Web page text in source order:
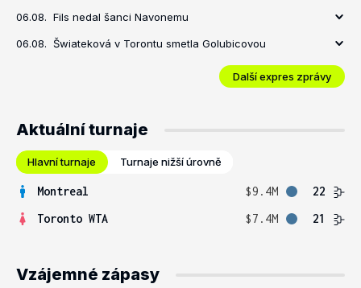
06.08. Fils nedal šanci Navonemu
06.08. Šwiateková v Torontu smetla Golubicovou
Další expres zprávy
Aktuální turnaje
Hlavní turnaje Turnaje nižší úrovně
Montreal $9.4M
22
Toronto WTA
$7.4M 21
Vzájemné zápasy